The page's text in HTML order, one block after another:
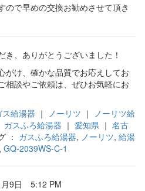
ので早めの交換お勧めさせて頂き
き、ありがとうございました！
がけ、確かな品質でお応えしてお
相談やご依頼は、ぜひお気軽にお
ス給湯器 ｜ ノーリツ ｜
ノーリツ給
ガスふろ給湯器 ｜ 愛知県 ｜ 名古
： ガスふろ給湯器, ノーリツ, 給湯
, GQ-2039WS-C-1
月9日 5:12 PM